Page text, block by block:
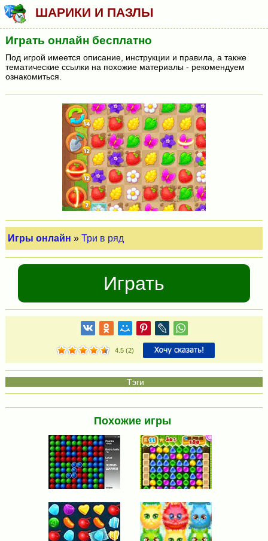
ШАРИКИ И ПАЗЛЫ
Играть онлайн бесплатно
Под игрой имеется описание, инструкции и правила, а также
тематические ссылки на похожие материалы - рекомендуем
ознакомиться.
Игры онлайн »Три в ряд
Играть
4.5(2)
Похожие игры